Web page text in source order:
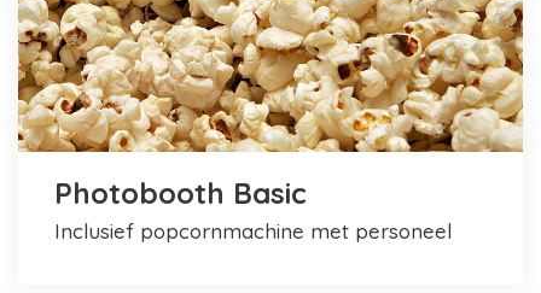
Photobooth Basic
inclusief popcornmachine met personeel